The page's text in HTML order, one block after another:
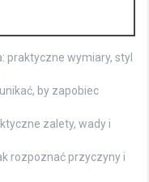
praktyczne wymiary, styl
by zapobiec
zalety, wady i
rozpoznać przyczyny i